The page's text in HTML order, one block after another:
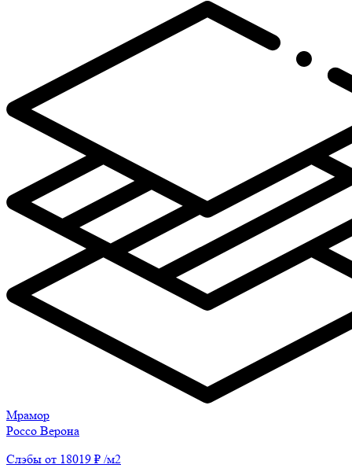
Мрамор
Россо Верона
Слэбы от 18019 ₽ /м2